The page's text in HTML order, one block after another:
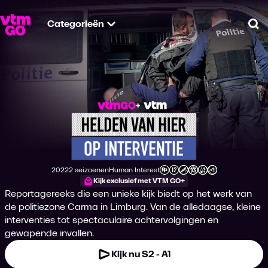
Categorieën
Helden van Hier:
Productiejaar
20222 seizoenen
Genre
Human Interest
Leeftijdsclassificatie
Kijk exclusief met VTM GO+
Reportagereeks die een unieke kijk biedt op het werk van
de politiezone Carma in Limburg. Van de alledaagse, kleine
interventies tot spectaculaire achtervolgingen en
gewapende invallen.
Kijk nu S2 - A1